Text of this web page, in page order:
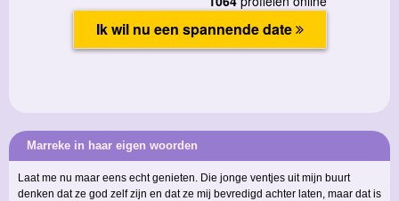
Marreke in haar eigen woorden
Laat me nu maar eens echt genieten. Die jonge ventjes uit mijn buurt
denken dat ze god zelf zijn en dat ze mij bevredigd achter laten, maar dat is